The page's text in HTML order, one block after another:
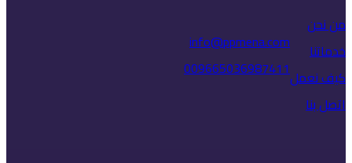
من نحن
خدماتنا
كيف نعمل
اتصل بنا
info@ppmena.com
009665036987411